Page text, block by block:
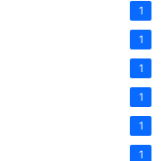
1
1
1
1
1
1